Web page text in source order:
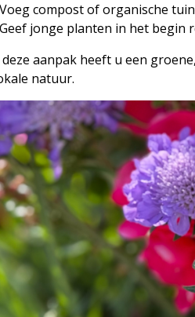
Voeg compost of organische
Geef jonge planten in het begin
aanpak heeft u een
natuur.